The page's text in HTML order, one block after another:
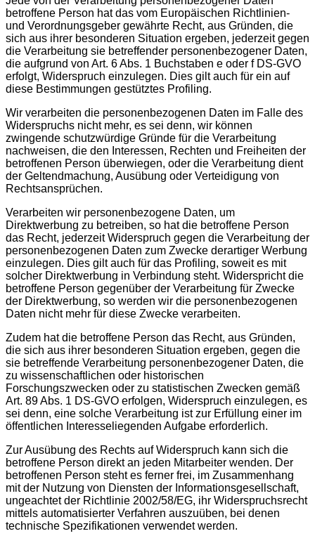
betroffene Person hat das vom Europäischen Richtlinien-
und Verordnungsgeber gewährte Recht, aus Gründen, die
sich aus ihrer besonderen Situation ergeben, jederzeit gegen
die Verarbeitung sie betreffender personenbezogener Daten,
die aufgrund von Art. 6 Abs. 1 Buchstaben e oder f DS-GVO
erfolgt, Widerspruch einzulegen. Dies gilt auch für ein auf
diese Bestimmungen gestütztes Profiling.
Wir verarbeiten die personenbezogenen Daten im Falle des
Widerspruchs nicht mehr, es sei denn, wir können
zwingende schutzwürdige Gründe für die Verarbeitung
nachweisen, die den Interessen, Rechten und Freiheiten der
betroffenen Person überwiegen, oder die Verarbeitung dient
der Geltendmachung, Ausübung oder Verteidigung von
Rechtsansprüchen.
Verarbeiten wir personenbezogene Daten, um
Direktwerbung zu betreiben, so hat die betroffene Person
das Recht, jederzeit Widerspruch gegen die Verarbeitung der
personenbezogenen Daten zum Zwecke derartiger Werbung
einzulegen. Dies gilt auch für das Profiling, soweit es mit
solcher Direktwerbung in Verbindung steht. Widerspricht die
betroffene Person gegenüber der Verarbeitung für Zwecke
der Direktwerbung, so werden wir die personenbezogenen
Daten nicht mehr für diese Zwecke verarbeiten.
Zudem hat die betroffene Person das Recht, aus Gründen,
die sich aus ihrer besonderen Situation ergeben, gegen die
sie betreffende Verarbeitung personenbezogener Daten, die
zu wissenschaftlichen oder historischen
Forschungszwecken oder zu statistischen Zwecken gemäß
Art. 89 Abs. 1 DS-GVO erfolgen, Widerspruch einzulegen, es
sei denn, eine solche Verarbeitung ist zur Erfüllung einer im
öffentlichen Interesseliegenden Aufgabe erforderlich.
Zur Ausübung des Rechts auf Widerspruch kann sich die
betroffene Person direkt an jeden Mitarbeiter wenden. Der
betroffenen Person steht es ferner frei, im Zusammenhang
mit der Nutzung von Diensten der Informationsgesellschaft,
ungeachtet der Richtlinie 2002/58/EG, ihr Widerspruchsrecht
mittels automatisierter Verfahren auszuüben, bei denen
technische Spezifikationen verwendet werden.